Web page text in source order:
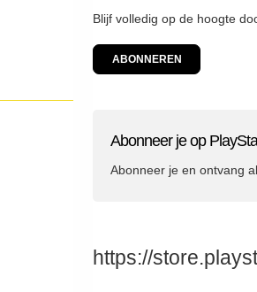
Blijf volledig op de hoogte
ABONNEREN
Abonneer je op
Abonneer je en ontvang
https://